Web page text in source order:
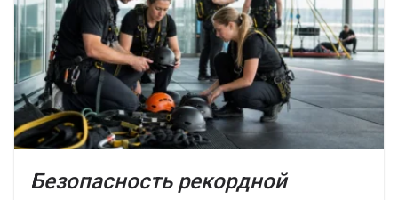
Безопасность рекордной